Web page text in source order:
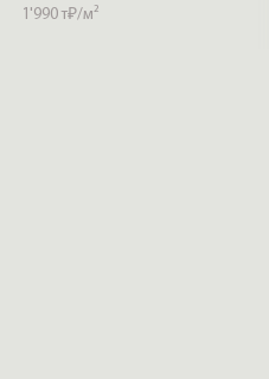
1'990 т₽/м²